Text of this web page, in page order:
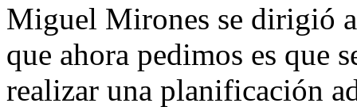
Miguel Mirones se dirigió
que ahora pedimos es que
realizar una planificación